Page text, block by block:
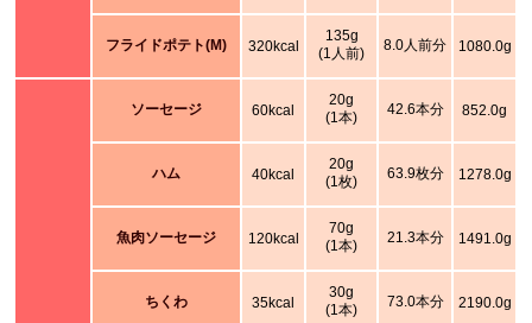
フライドポテト(M) 320kcal
135g
(1人前)
8.0人前分 1080.0g
ソーセージ 60kcal
20g
(1本)
42.6本分 852.0g
ハム 40kcal
20g
(1枚)
63.9枚分 1278.0g
魚肉ソーセージ 120kcal
70g
(1本)
21.3本分 1491.0g
ちくわ 35kcal
30g
(1本)
73.0本分 2190.0g